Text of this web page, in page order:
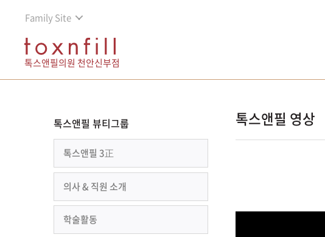
Family Site
톡스앤필의원 천안신부점
톡스앤필 뷰티그룹
톡스앤필 3正
의사 & 직원 소개
학술활동
톡스앤필 영상